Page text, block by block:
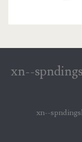
xn--
xn--